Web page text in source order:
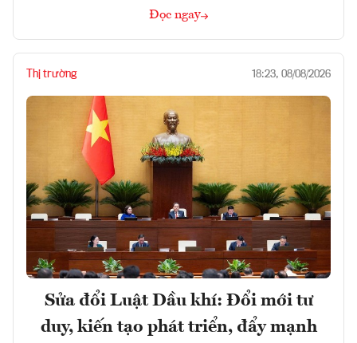
Đọc ngay
Thị trường 18:23, 08/08/2026
Sửa đổi Luật Dầu khí: Đổi mới tư
duy, kiến tạo phát triển, đẩy mạnh